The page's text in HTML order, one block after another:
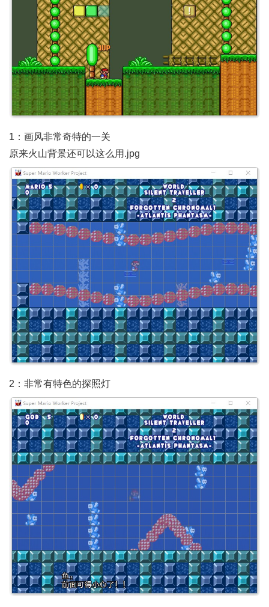
1：画风非常奇特的一关
原来火山背景还可以这么用.jpg
2：非常有特色的探照灯